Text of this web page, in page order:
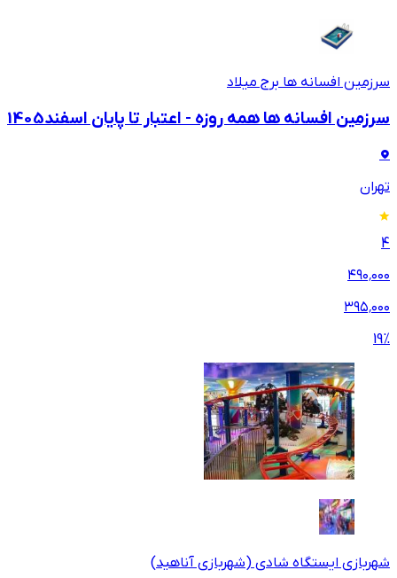
سرزمین افسانه ها برج میلاد
سرزمین افسانه ها همه روزه - اعتبار تا پایان اسفند1405
تهران
4
۴۹۰٬۰۰۰
۳۹۵٬۰۰۰
19%
شهربازی ایستگاه شادی (شهربازی آناهید)